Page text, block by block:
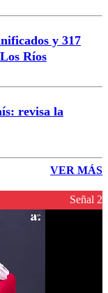
y 317
Ríos
revisa la
VER MÁS
Señal 2